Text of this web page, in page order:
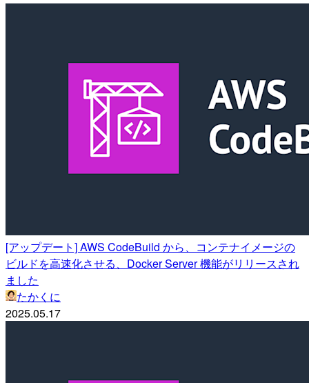
[アップデート] AWS CodeBuild から、コンテナイメージの
ビルドを高速化させる、Docker Server 機能がリリースされ
ました
たかくに
2025.05.17